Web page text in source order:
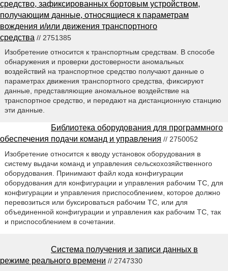
средство, зафиксированных бортовым устройством,
получающим данные, относящиеся к параметрам
вождения и/или движения транспортного
средства // 2751385
Изобретение относится к транспортным средствам. В способе
обнаружения и проверки достоверности аномальных
воздействий на транспортное средство получают данные о
параметрах движения транспортного средства, фиксируют
данные, представляющие аномальное воздействие на
транспортное средство, и передают на дистанционную станцию
эти данные.
Библиотека оборудования для программного
обеспечения подачи команд и управления // 2750052
Изобретение относится к вводу установок оборудования в
систему выдачи команд и управления сельскохозяйственного
оборудования. Принимают файл кода конфигурации
оборудования для конфигурации и управления рабочим ТС, для
конфигурации и управления приспособлением, которое должно
перевозиться или буксироваться рабочим ТС, или для
объединенной конфигурации и управления как рабочим ТС, так
и приспособлением в сочетании.
Система получения и записи данных в
режиме реального времени // 2747330